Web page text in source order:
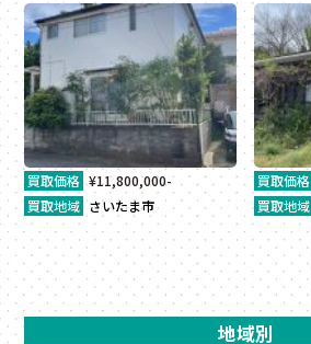
買取価格 ¥11,800,000-
買取地域 さいたま市
買取価格
買取地域
地域別